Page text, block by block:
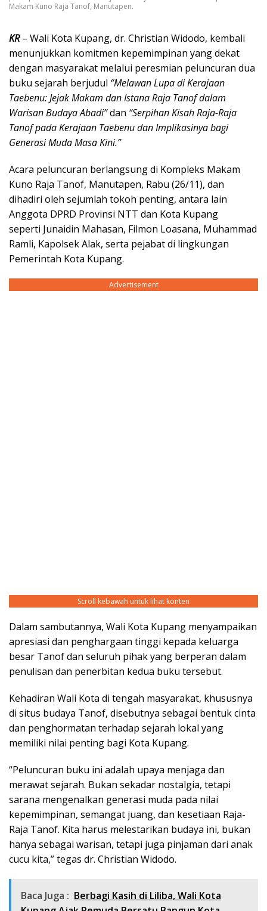
Makam Kuno Raja Tanof, Manutapen.
KR– Wali Kota Kupang, dr. Christian Widodo, kembali
menunjukkan komitmen kepemimpinan yang dekat
dengan masyarakat melalui peresmian peluncuran dua
buku sejarah berjudul “Melawan Lupa di Kerajaan
Taebenu: Jejak Makam dan Istana Raja Tanof dalam
Warisan Budaya Abadi”dan “Serpihan Kisah Raja-Raja
Tanof pada Kerajaan Taebenu dan Implikasinya bagi
Generasi Muda Masa Kini.”
Acara peluncuran berlangsung di Kompleks Makam
Kuno Raja Tanof, Manutapen, Rabu (26/11), dan
dihadiri oleh sejumlah tokoh penting, antara lain
Anggota DPRD Provinsi NTT dan Kota Kupang
seperti Junaidin Mahasan, Filmon Loasana, Muhammad
Ramli, Kapolsek Alak, serta pejabat di lingkungan
Pemerintah Kota Kupang.
Advertisement
Scroll kebawah untuk lihat konten
Dalam sambutannya, Wali Kota Kupang menyampaikan
apresiasi dan penghargaan tinggi kepada keluarga
besar Tanof dan seluruh pihak yang berperan dalam
penulisan dan penerbitan kedua buku tersebut.
Kehadiran Wali Kota di tengah masyarakat, khususnya
di situs budaya Tanof, disebutnya sebagai bentuk cinta
dan penghormatan terhadap sejarah lokal yang
memiliki nilai penting bagi Kota Kupang.
“Peluncuran buku ini adalah upaya menjaga dan
merawat sejarah. Bukan sekadar nostalgia, tetapi
sarana mengenalkan generasi muda pada nilai
kepemimpinan, semangat juang, dan kesetiaan Raja-
Raja Tanof. Kita harus melestarikan budaya ini, bukan
hanya sebagai warisan, tetapi juga pinjaman dari anak
cucu kita,” tegas dr. Christian Widodo.
Baca Juga : Berbagi Kasih di Liliba, Wali Kota